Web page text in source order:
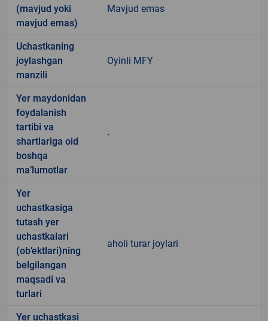
(mavjud yoki
mavjud emas)
Mavjud emas
Uchastkaning
joylashgan
manzili
Oyinli MFY
Yer maydonidan
foydalanish
tartibi va
shartlariga oid
boshqa
ma’lumotlar
-
Yer
uchastkasiga
tutash yer
uchastkalari
(ob’ektlari)ning
belgilangan
maqsadi va
turlari
aholi turar joylari
Yer uchastkasi